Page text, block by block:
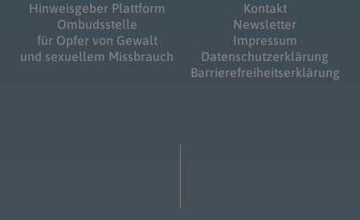
Hinweisgeber Plattform
Ombudsstelle
für Opfer von Gewalt
und sexuellem Missbrauch
Kontakt
Newsletter
Impressum
Datenschutzerklärung
Barrierefreiheitserklärung